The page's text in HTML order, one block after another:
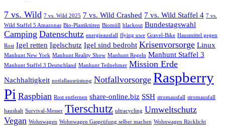
7 vs. Wild 7 vs. Wild 2025 7 vs. Wild Crashed 7 vs. Wild Staffel 4 7 vs.
Wild Staffel 5 Amazonas Bio-Plastiktüten Biomüll blackout Bundestagswahl
Camping Datenschutz energieausfall flying uwe Gravel-Bike Hausmittel gegen
Rost Igel retten Igelschutz Igel sind bedroht Krisenvorsorge Linux
Manhunt New York Manhunt Reality Show Manhunt Regeln Manhunt Staffel 3
Manhunt Staffel 3 Deutschland Manhunt Teilnehmer Mission Erde
Nachhaltigkeit notfallausrüstung Notfallvorsorge Raspberry
Pi Raspbian Rost entfernen share-online.biz SSH stromausfall stromausfall
haushalt Survival-Messer Tierschutz ultracycling Umweltschutz
Vegan Wohnwagen Wohnwagen Gasprüfung selber machen Wohnwagen Rücklicht